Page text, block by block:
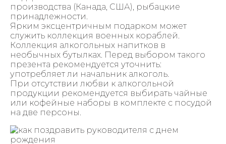
производства (Канада, США), рыбацкие
принадлежности.
Ярким эксцентричным подарком может
служить коллекция военных кораблей.
Коллекция алкогольных напитков в
необычных бутылках. Перед выбором такого
презента рекомендуется уточнить:
употребляет ли начальник алкоголь.
При отсутствии любви к алкогольной
продукции рекомендуется выбирать чайные
или кофейные наборы в комплекте с посудой
на две персоны.